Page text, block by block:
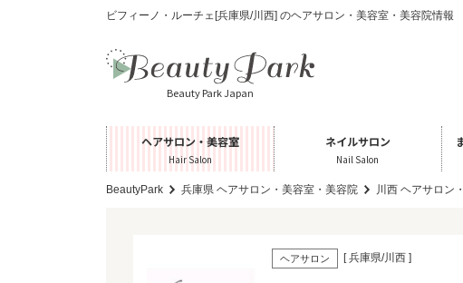
ビフィーノ・ルーチェ[兵庫県/川西] のヘアサロン・美容室・美容院情報
Beauty Park Japan
ヘアサロン・美容室
Hair Salon
ネイルサロン
Nail Salon
BeautyPark 兵庫県 ヘアサロン・美容室・美容院 川西 ヘアサロン
ヘアサロン [ 兵庫県/川西 ]